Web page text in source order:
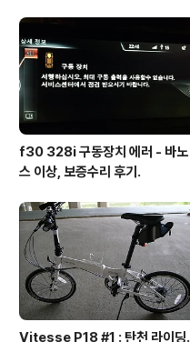
f30 328i 구동장치 에러 - 바노
스 이상, 보증수리 후기.
Vitesse P18 #1 : 탄천 라이딩.